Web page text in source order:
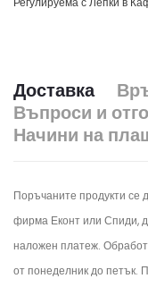
Доставка
Въпроси и
Начини на
Поръчаните продукти се
фирма Еконт или Спиди,
наложен платеж.
от понеделник до петък.